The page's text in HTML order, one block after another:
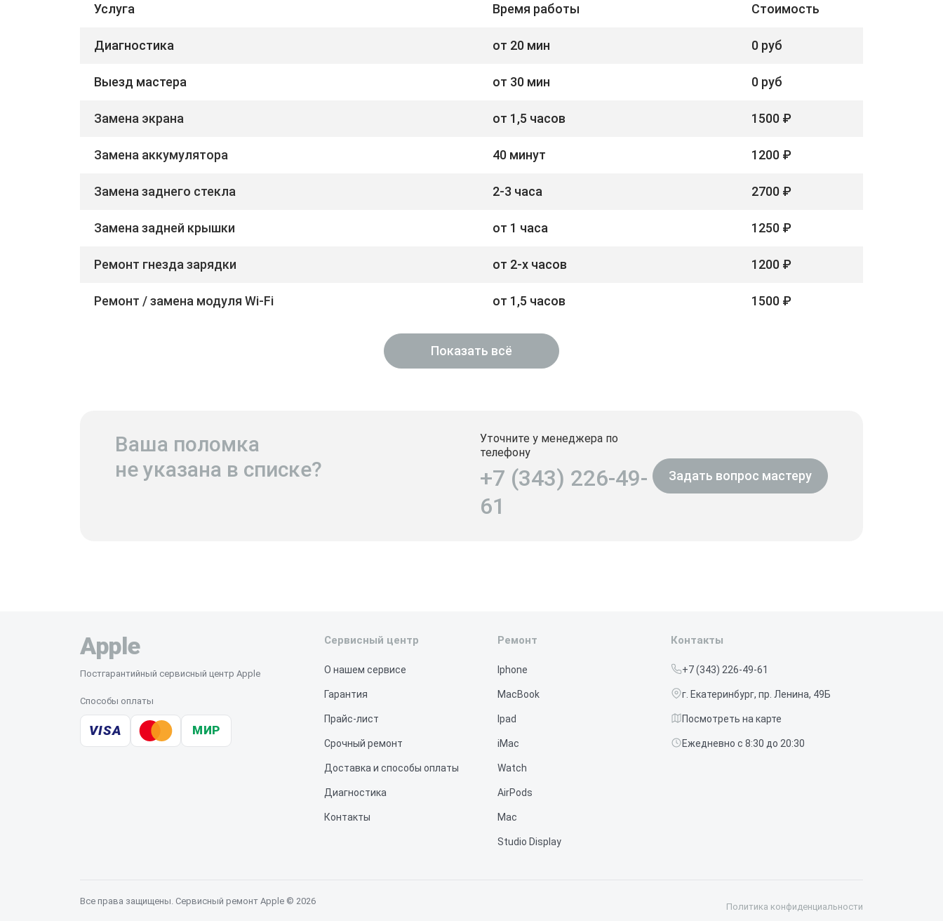
Услуга Время работы Стоимость
Диагностика от 20 мин 0 руб
Выезд мастера от 30 мин 0 руб
Замена экрана от 1,5 часов 1500 ₽
Замена аккумулятора 40 минут 1200 ₽
Замена заднего стекла 2-3 часа 2700 ₽
Замена задней крышки от 1 часа 1250 ₽
Ремонт гнезда зарядки от 2-х часов 1200 ₽
Ремонт / замена модуля Wi-Fi от 1,5 часов 1500 ₽
Показать всё
Ваша поломка
не указана в списке?
Уточните у менеджера по
телефону
+7 (343) 226-49-
61
Задать вопрос мастеру
Apple
Постгарантийный сервисный центр Apple
Способы оплаты
VISA МИР
Сервисный центр
О нашем сервисе
Гарантия
Прайс-лист
Срочный ремонт
Доставка и способы оплаты
Диагностика
Контакты
Ремонт
Iphone
MacBook
Ipad
iMac
Watch
AirPods
Mac
Studio Display
Контакты
+7 (343) 226-49-61
г. Екатеринбург, пр. Ленина, 49Б
Посмотреть на карте
Ежедневно с 8:30 до 20:30
Все права защищены. Сервисный ремонт Apple © 2026
Политика конфиденциальности